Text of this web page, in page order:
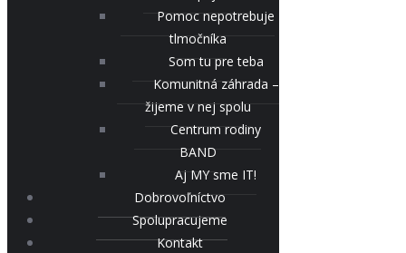
Pomoc nepotrebuje
tlmočníka
Som tu pre teba
Komunitná záhrada –
žijeme v nej spolu
Centrum rodiny
BAND
Aj MY sme IT!
Dobrovoľníctvo
Spolupracujeme
Kontakt